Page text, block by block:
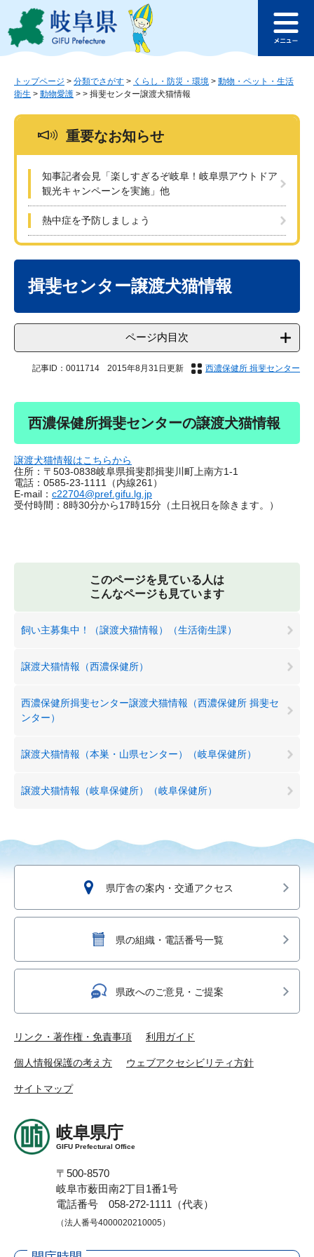
ジ
ュ
このページの本文へ
ュ
トップページ > 分類でさがす > くらし・防災・環境 > 動物・ペット・生活
衛生 > 動物愛護 > > 揖斐センター譲渡犬猫情報
重要なお知らせ
知事記者会見「楽しすぎるぞ岐阜！岐阜県アウトドア
観光キャンペーンを実施」他
熱中症を予防しましょう
揖斐センター譲渡犬猫情報
ページ内目次
記事ID：0011714 2015年8月31日更新 西濃保健所 揖斐センター
西濃保健所揖斐センターの譲渡犬猫情報
譲渡犬猫情報はこちらから
住所：〒503-0838岐阜県揖斐郡揖斐川町上南方1‐1
電話：0585-23-1111（内線261）
E-mail： c22704@pref.gifu.lg.jp
受付時間：8時30分から17時15分（土日祝日を除きます。）
このページを見ている人は
こんなページも見ています
飼い主募集中！（譲渡犬猫情報）（生活衛生課）
譲渡犬猫情報（西濃保健所）
西濃保健所揖斐センター譲渡犬猫情報（西濃保健所 揖斐セ
ンター）
譲渡犬猫情報（本巣・山県センター）（岐阜保健所）
譲渡犬猫情報（岐阜保健所）（岐阜保健所）
県庁舎の案内・交通アクセス
県の組織・電話番号一覧
県政へのご意見・ご提案
リンク・著作権・免責事項 利用ガイド
個人情報保護の考え方 ウェブアクセシビリティ方針
サイトマップ
岐阜県庁
GIFU Prefectural Office
〒500-8570
岐阜市薮田南2丁目1番1号
電話番号 058-272-1111（代表）
（法人番号4000020210005）